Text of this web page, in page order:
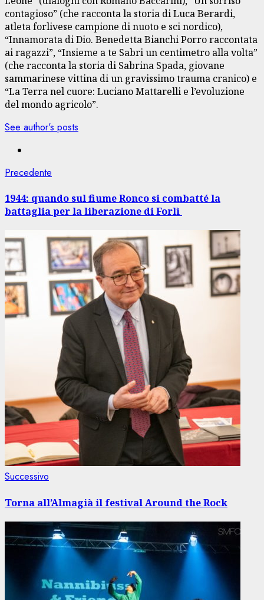
contagioso” (che racconta la storia di Luca Berardi,
atleta forlivese campione di nuoto e sci nordico),
“Innamorata di Dio. Benedetta Bianchi Porro raccontata
ai ragazzi”, “Insieme a te Sabri un centimetro alla volta”
(che racconta la storia di Sabrina Spada, giovane
sammarinese vittina di un gravissimo trauma cranico) e
“La Terra nel cuore: Luciano Mattarelli e l’evoluzione
del mondo agricolo”.
See author's posts
Navigazione
articolo
Precedente
1944: quando sul fiume Ronco si combatté la
battaglia per la liberazione di Forlì
Successivo
Torna all’Almagià il festival Around the Rock